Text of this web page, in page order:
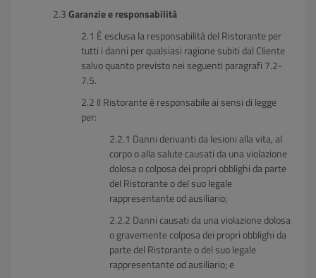
Garanzie e responsabilità
È esclusa la responsabilità del Ristorante per
tutti i danni per qualsiasi ragione subiti dal Cliente
salvo quanto previsto nei seguenti paragrafi 7.2-
7.5.
Il Ristorante è responsabile ai sensi di legge
per:
Danni derivanti da lesioni alla vita, al
corpo o alla salute causati da una violazione
dolosa o colposa dei propri obblighi da parte
del Ristorante o del suo legale
rappresentante od ausiliario;
Danni causati da una violazione dolosa
o gravemente colposa dei propri obblighi da
parte del Ristorante o del suo legale
rappresentante od ausiliario; e